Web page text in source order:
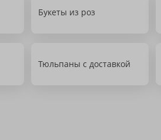
Букеты из роз
Тюльпаны с доставкой